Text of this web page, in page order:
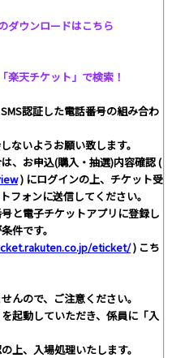
ダウンロードはこちら
天チケット」で検索！
認証した電話番号の組み合わ
ないようお願い致します。
、お申込(購入・抽選)内容確認 (
) にログインの上、チケット受
フォンに送信してください。
と電子チケットアプリに登録し
件です。
eticket/) こち
んので、ご注意ください。
起動していただき、係員に「入
上、入場処理いたします。